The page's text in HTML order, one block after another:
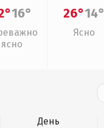
16°
ясно
26°14°
Ясно
День